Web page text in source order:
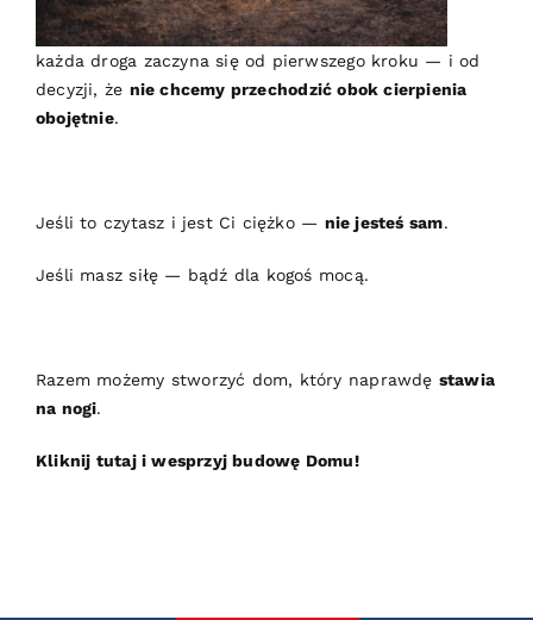
każda droga zaczyna się od pierwszego kroku — i od
decyzji, że nie chcemy przechodzić obok cierpienia
obojętnie.
Jeśli to czytasz i jest Ci ciężko — nie jesteś sam.
Jeśli masz siłę — bądź dla kogoś mocą.
Razem możemy stworzyć dom, który naprawdę stawia
na nogi.
Kliknij tutaj i wesprzyj budowę Domu!